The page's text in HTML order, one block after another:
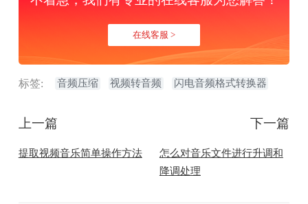
在线客服 >
标签: 音频压缩 视频转音频 闪电音频格式转换器
上一篇
提取视频音乐简单操作方法
下一篇
怎么对音乐文件进行升调和
降调处理